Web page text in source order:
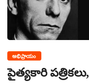
అభిప్రాయం
పైత్యకారి